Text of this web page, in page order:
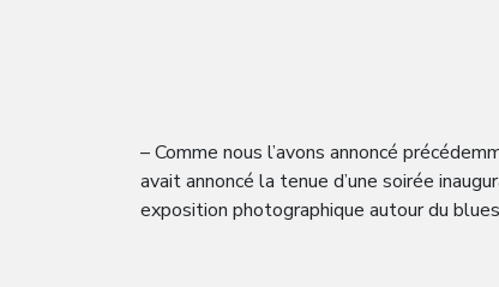
– Comme nous l’avons annoncé
avait annoncé la tenue d’une soirée
exposition photographique autour du